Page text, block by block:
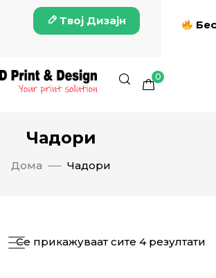
Твој Дизајн
0
Чадори
Дома Чадори
Се прикажуваат сите 4 резултати